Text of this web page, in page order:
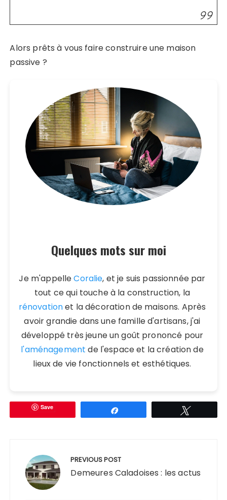
Alors prêts à vous faire construire une maison
passive ?
Quelques mots sur moi
Je m'appelleCoralie, et je suis passionnée par
tout ce qui touche à la construction, la
rénovationet la décoration de maisons. Après
avoir grandie dans une famille d'artisans, j'ai
développé très jeune un goût prononcé pour
l'aménagement de l'espace et la création de
lieux de vie fonctionnels et esthétiques.
Save
l’article
PREVIOUS POST
Demeures Caladoises : les actus